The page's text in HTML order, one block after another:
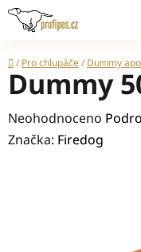
Přejít
Domů
/ Pro chlupáče/ Dummy
Dummy
Průměrné
hodnocení
Neohodnoceno
Značka: Firedog